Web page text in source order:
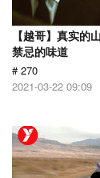
【越哥】真实的
禁忌的味道
# 270
2021-03-22 09:09